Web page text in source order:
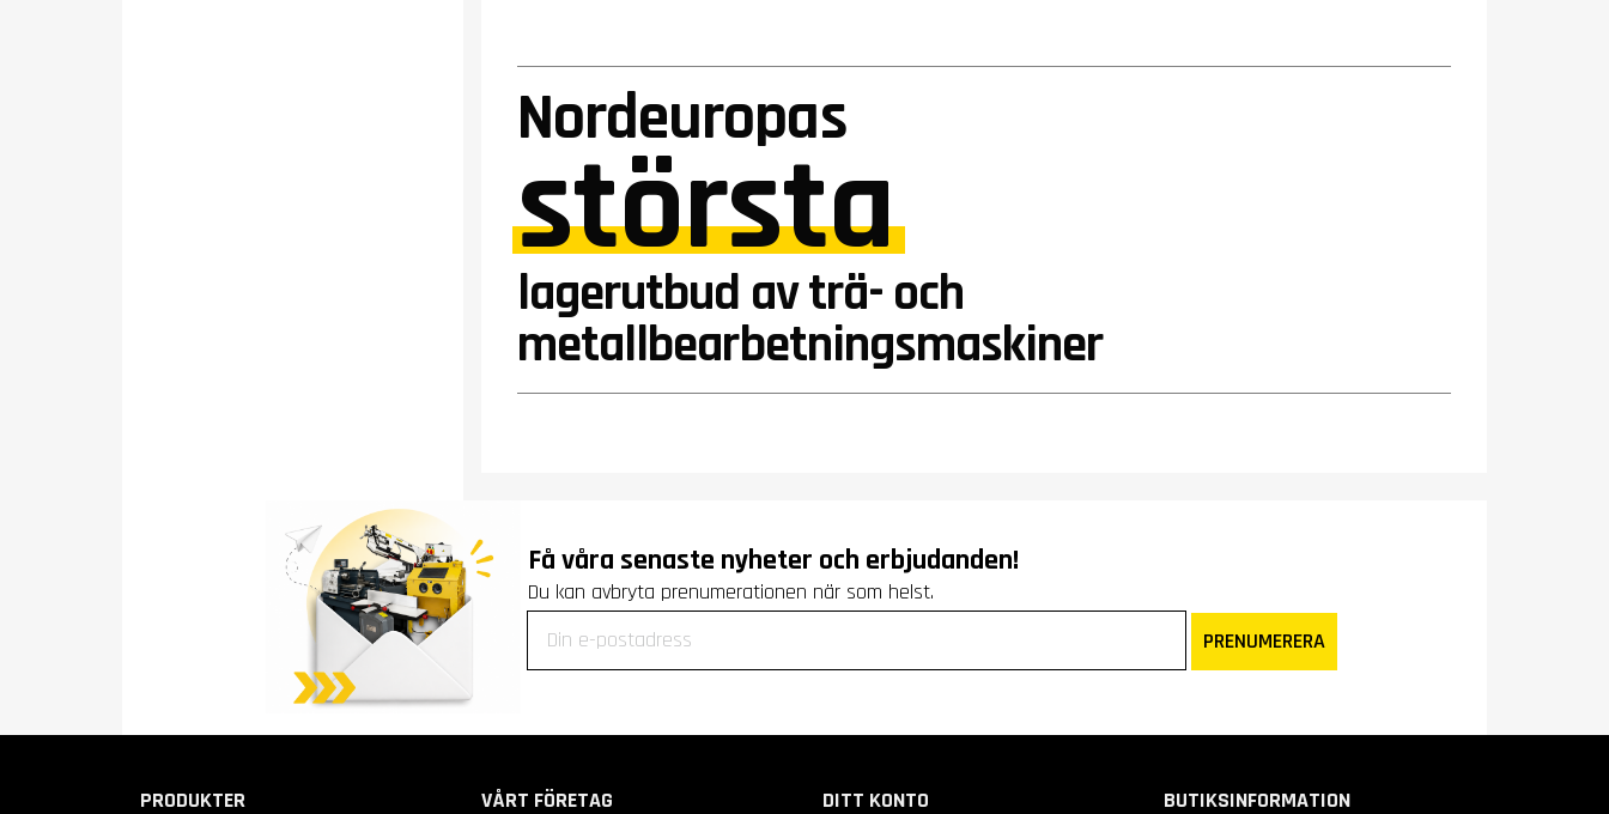
Nordeuropas
största
lagerutbud av trä- och
metallbearbetningsmaskiner
Få våra senaste nyheter och erbjudanden!
Du kan avbryta prenumerationen när som helst.
PRENUMERERA
PRODUKTER VÅRT FÖRETAG DITT KONTO BUTIKSINFORMATION